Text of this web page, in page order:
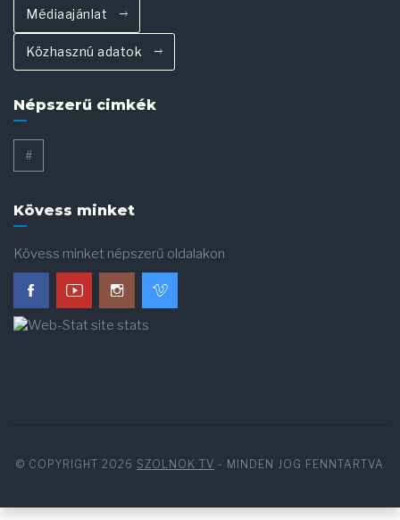
Médiaajánlat
Közhasznú adatok
Népszerű cimkék
#
Kövess minket
Kövess minket népszerű oldalakon
© COPYRIGHT 2026 SZOLNOK TV - MINDEN JOG FENNTARTVA